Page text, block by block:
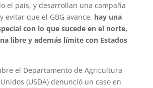
el país, y desarrollan una campaña
evitar que el GBG avance, hay una
con lo que sucede en el norte,
libre y además límite con Estados
el Departamento de Agricultura
(USDA) denunció un caso en